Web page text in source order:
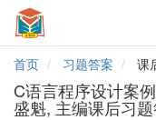
首页
习题答案 课
C语言程序设计案
盛魁, 主编课后习